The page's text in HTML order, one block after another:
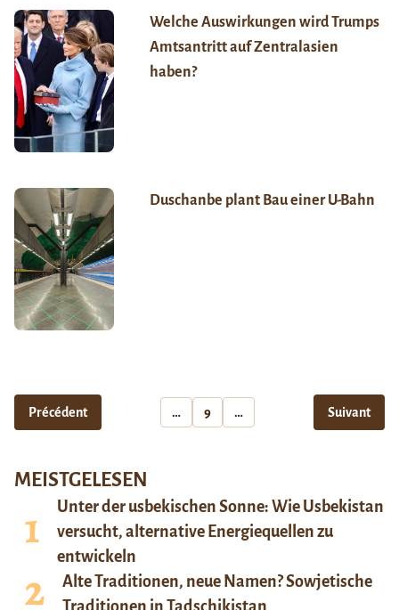
Welche Auswirkungen wird Trumps
Amtsantritt auf Zentralasien
haben?
Duschanbe plant Bau einer U-Bahn
Précédent … 9 … Suivant
MEISTGELESEN
Unter der usbekischen Sonne: Wie Usbekistan
versucht, alternative Energiequellen zu
entwickeln
Alte Traditionen, neue Namen? Sowjetische